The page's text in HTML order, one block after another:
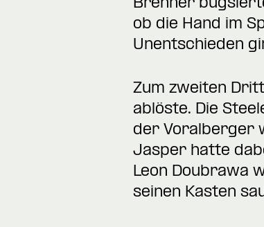
Brenner
ob die Hand im
Unentschieden
Zum zweiten
ablöste. Die
der Voralberger
Jasper hatte
Leon Doubrawa
seinen Kasten